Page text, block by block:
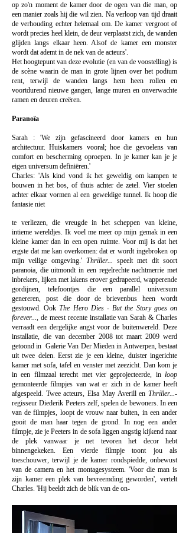
op zo'n moment de kamer door de ogen van die man, op
een manier zoals hij die wil zien. Na verloop van tijd draait
de verhouding echter helemaal om. De kamer vergroot of
wordt precies heel klein, de deur verplaatst zich, de wanden
glijden langs elkaar heen. Alsof de kamer een monster
wordt dat ademt in de nek van de acteurs'.
Het hoogtepunt van deze evolutie (en van de voostelling) is
de scène waarin de man in grote lijnen over het podium
rent, terwijl de wanden langs hem heen rollen en
voortdurend nieuwe gangen, lange muren en onverwachte
ramen en deuren creëren.
Paranoïa
Sarah : 'We zijn gefascineerd door kamers en hun
architectuur. Huiskamers vooral; hoe die gevoelens van
comfort en bescherming oproepen. In je kamer kan je je
eigen universum definiëren​.'
Charles: 'Als kind vond ik het geweldig om kampen te
bouwen in het bos, of thuis achter de zetel. Vier stoelen
achter elkaar vormen al een geweldige tunnel. Ik hoop die
fantasie niet
te verliezen, die vreugde in het scheppen van kleine,
intieme wereldjes.Ik voel me meer op mijn gemak in een
kleine kamer dan in een open ruimte. Voor mij is dat het
ergste dat me kan overkomen: dat er wordt ingebroken op
mijn veilige omgeving.' Thriller...speelt met dit soort
paranoia, die uitmondt in een regelrechte nachtmerrie met
inbrekers, lijken met lakens erover gedrapeerd, wapperende
gordijnen, telefoontjes die een parallel universum
genereren, post die door de brievenbus heen wordt
gestouwd. OokThe Hero Dies - But the Story goes on
forever..., de meest recente installatie van Sarah & Charles
verraadt een dergelijke angst voor de buitenwereld. Deze
installatie, die van december 2008 tot maart 2009 werd
getoond in Galerie Van Der Mieden in Antwerpen, bestaat
uit twee delen. Eerst zie je een kleine, duister ingerichte
kamer met sofa, tafel en venster met zeezicht. Dan kom je
in een filmzaal terecht met vier geprojecteerde, in loop
gemonteerde filmpjes van wat er zich in de kamer heeft
afgespeeld. Twee acteurs, Elsa May Averill en Thriller...-
regisseur Diederik Peeters zelf, spelen de bewoners. In een
van de filmpjes, loopt de vrouw naar buiten, in een ander
gooit de man haar tegen de grond. In nog een ander
filmpje, zie je Peeters in de sofa liggen angstig kijkend naar
de plek vanwaar je net tevoren het decor hebt
binnengekeken. Een vierde filmpje toont jou als
toeschouwer, terwijl je de kamer rondspiedde, onbewust
van de camera en het montagesysteem. 'Voor die man is
zijn kamer een plek van bevreemding geworden', vertelt
Charles. 'Hij beeldt zich de blik van de on-